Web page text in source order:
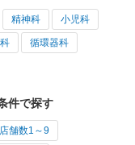
精神科 小児科
循環器科
件で探す
店舗数1～9